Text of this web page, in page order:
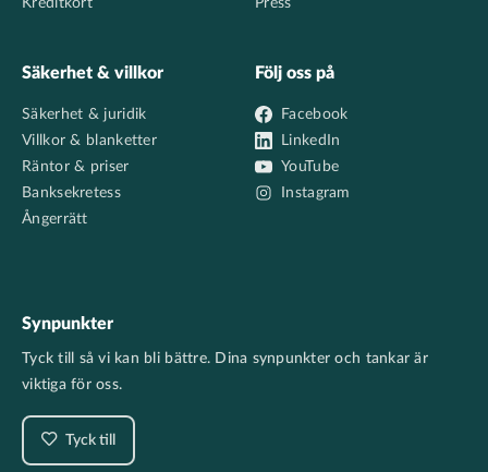
Kreditkort
Press
Säkerhet & villkor
Säkerhet & juridik
Villkor & blanketter
Räntor & priser
Banksekretess
Ångerrätt
Följ oss på
Facebook
LinkedIn
YouTube
Instagram
Synpunkter
Tyck till så vi kan bli bättre. Dina synpunkter och tankar är
viktiga för oss.
Tyck till